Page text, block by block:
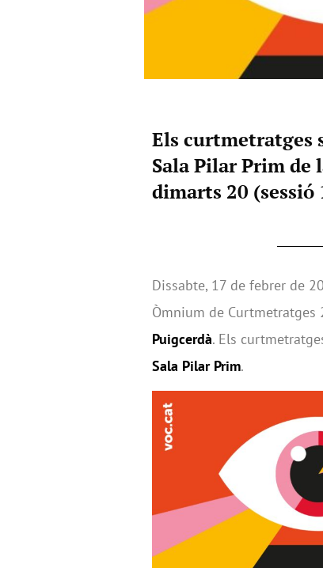
Els curtmetratges
Sala Pilar Prim de
dimarts 20 (sessió
Dissabte, 17 de febrer de
Òmnium de Curtmetratges
Puigcerdà. Els
Sala Pilar Prim.